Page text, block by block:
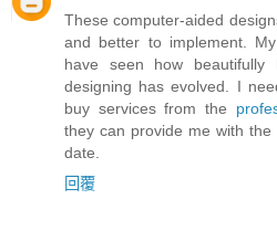
These computer-aided
and better to implement.
have seen how
designing has evolved. I
buy services from the
they can provide me with
date.
回覆